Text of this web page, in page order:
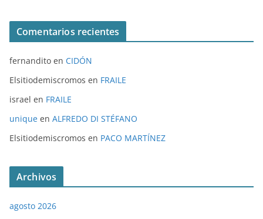
Comentarios recientes
fernandito en CIDÓN
Elsitiodemiscromos en FRAILE
israel en FRAILE
unique en ALFREDO DI STÉFANO
Elsitiodemiscromos en PACO MARTÍNEZ
Archivos
agosto 2026